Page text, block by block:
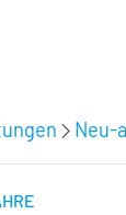
Neu-